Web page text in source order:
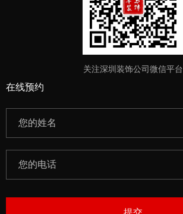
关注深圳装饰公司微信平台
在线预约